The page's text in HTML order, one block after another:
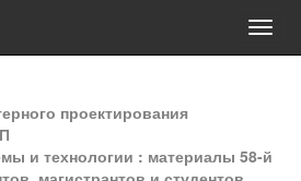
проектирования
и технологии : материалы 58-й